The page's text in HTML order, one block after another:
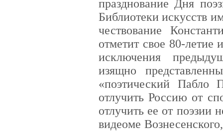
празднование Дня
Библиотеки искусств
чествование
отметит свое 80-летие
исключения
изящно
«поэтический Пабло
отлучить Россию от
отлучить ее от поэзии
видеоме